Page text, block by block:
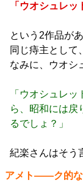
「ウオシュレッ
という2作品が
同じ痔主として
なみに、ウオシ
「ウオシュレ
ら、昭和には戻
るでしょ？」
紀楽さんはそう
アメト――ク的な